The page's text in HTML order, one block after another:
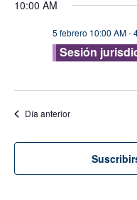
fecha.
10:00 AM
5 febrero 10:00 AM-
Sesión
Día anterior